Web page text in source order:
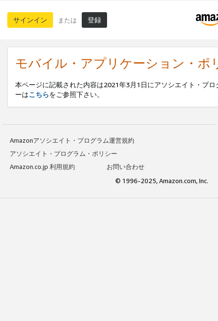
サインイン または 登録
モバイル・アプリケーション・ポ
本ページに記載された内容は2021年3月1日にアソシエイト・プ
ーはこちらをご参照下さい。
Amazonアソシエイト・プログラム運営規約
アソシエイト・プログラム・ポリシー
Amazon.co.jp 利用規約
お問い合わせ
© 1996-2025, Amazon.com, Inc.